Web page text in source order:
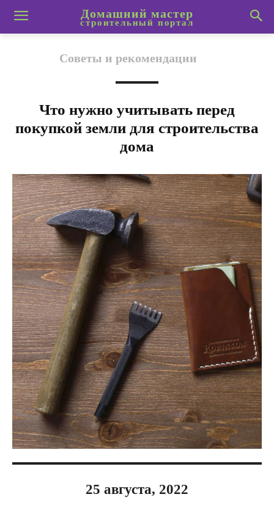
Домашний мастер
строительный портал
Советы и рекомендации
Что нужно учитывать перед
покупкой земли для строительства
дома
25 августа, 2022